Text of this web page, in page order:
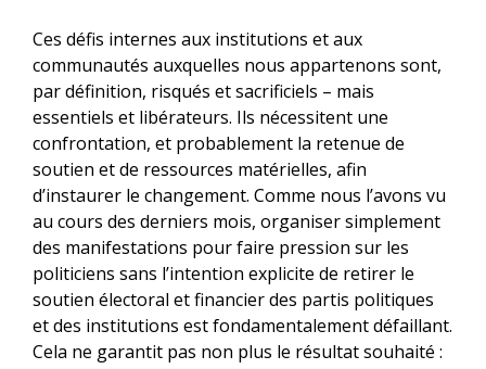
Ces défis internes aux institutions et aux
communautés auxquelles nous appartenons sont,
par définition, risqués et sacrificiels – mais
essentiels et libérateurs. Ils nécessitent une
confrontation, et probablement la retenue de
soutien et de ressources matérielles, afin
d’instaurer le changement. Comme nous l’avons vu
au cours des derniers mois, organiser simplement
des manifestations pour faire pression sur les
politiciens sans l’intention explicite de retirer le
soutien électoral et financier des partis politiques
et des institutions est fondamentalement défaillant.
Cela ne garantit pas non plus le résultat souhaité :